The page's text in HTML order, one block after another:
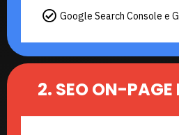
Google Search Console e
2. SEO ON-PAGE